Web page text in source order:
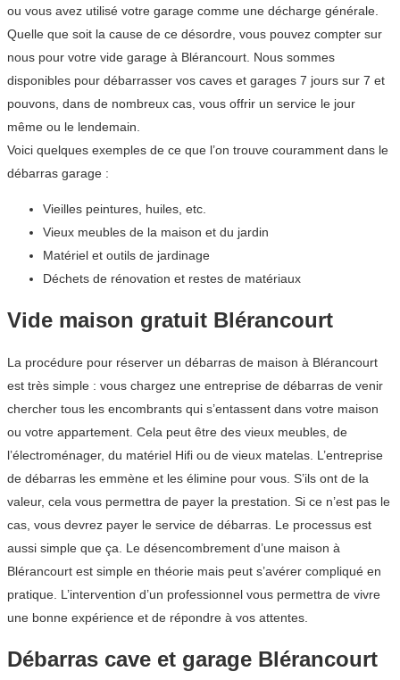
ou vous avez utilisé votre garage comme une décharge générale.
Quelle que soit la cause de ce désordre, vous pouvez compter sur
nous pour votre vide garage à Blérancourt. Nous sommes
disponibles pour débarrasser vos caves et garages 7 jours sur 7 et
pouvons, dans de nombreux cas, vous offrir un service le jour
même ou le lendemain.
Voici quelques exemples de ce que l’on trouve couramment dans le
débarras garage :
Vieilles peintures, huiles, etc.
Vieux meubles de la maison et du jardin
Matériel et outils de jardinage
Déchets de rénovation et restes de matériaux
Vide maison gratuit Blérancourt
La procédure pour réserver un débarras de maison à Blérancourt
est très simple : vous chargez une entreprise de débarras de venir
chercher tous les encombrants qui s’entassent dans votre maison
ou votre appartement. Cela peut être des vieux meubles, de
l’électroménager, du matériel Hifi ou de vieux matelas. L’entreprise
de débarras les emmène et les élimine pour vous. S’ils ont de la
valeur, cela vous permettra de payer la prestation. Si ce n’est pas le
cas, vous devrez payer le service de débarras. Le processus est
aussi simple que ça. Le désencombrement d’une maison à
Blérancourt est simple en théorie mais peut s’avérer compliqué en
pratique. L’intervention d’un professionnel vous permettra de vivre
une bonne expérience et de répondre à vos attentes.
Débarras cave et garage Blérancourt